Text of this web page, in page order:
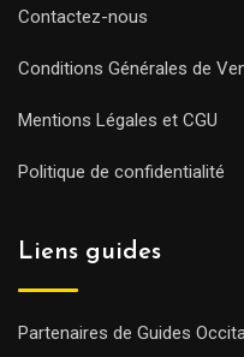
Contactez-nous
Conditions Générales de
Mentions Légales et CGU
Politique de confidentialité
Liens guides
Partenaires de Guides